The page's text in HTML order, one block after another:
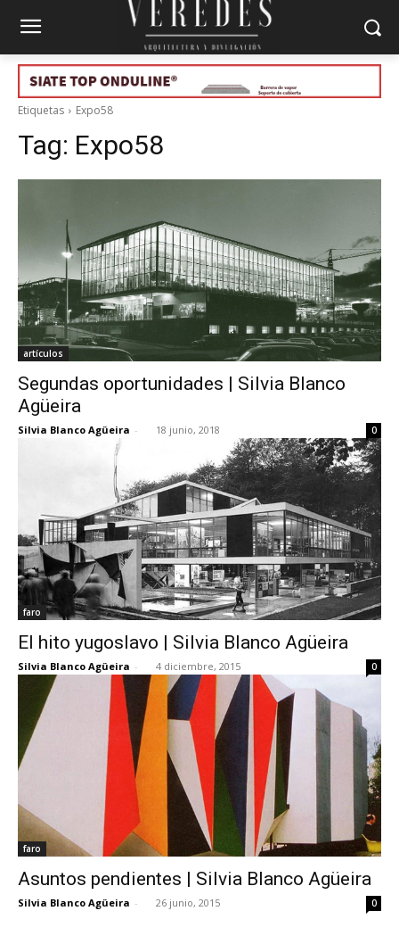
Etiquetas Expo58
Tag: Expo58
artículos
Segundas oportunidades | Silvia Blanco
Agüeira
Silvia Blanco Agüeira - 18 junio, 2018 0
faro
El hito yugoslavo | Silvia Blanco Agüeira
Silvia Blanco Agüeira - 4 diciembre, 2015 0
faro
Asuntos pendientes | Silvia Blanco Agüeira
Silvia Blanco Agüeira - 26 junio, 2015 0